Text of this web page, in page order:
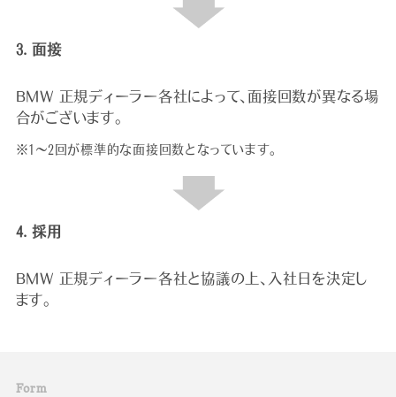
3. 面接
BMW 正規ディーラー各社によって、面接回数が異なる場
合がございます。
※1～2回が標準的な面接回数となっています。
4. 採用
BMW 正規ディーラー各社と協議の上、入社日を決定し
ます。
Form